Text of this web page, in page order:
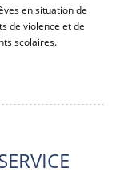
en situation de
de violence et de
scolaires.